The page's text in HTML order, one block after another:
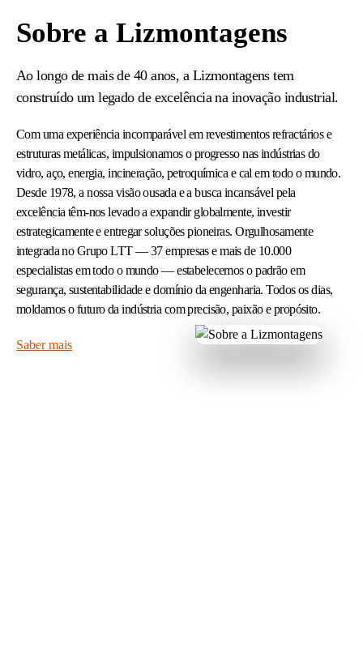
Sobre a Lizmontagens
Ao longo de mais de 40 anos, a Lizmontagens tem
construído um legado de excelência na inovação industrial.
Com uma experiência incomparável em revestimentos refractários e
estruturas metálicas, impulsionamos o progresso nas indústrias do
vidro, aço, energia, incineração, petroquímica e cal em todo o mundo.
Desde 1978, a nossa visão ousada e a busca incansável pela
excelência têm-nos levado a expandir globalmente, investir
estrategicamente e entregar soluções pioneiras. Orgulhosamente
integrada no Grupo LTT — 37 empresas e mais de 10.000
especialistas em todo o mundo — estabelecemos o padrão em
segurança, sustentabilidade e domínio da engenharia. Todos os dias,
moldamos o futuro da indústria com precisão, paixão e propósito.
Saber mais